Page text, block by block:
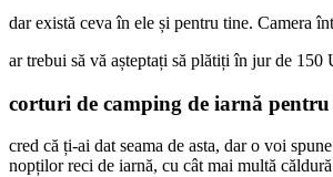
dar există ceva în ele și pentru tine. Camera
ar trebui să vă așteptați să plătiți în jur de
corturi de camping de iarnă pentru
cred că ți-ai dat seama de asta, dar o voi
nopților reci de iarnă, cu cât mai multă